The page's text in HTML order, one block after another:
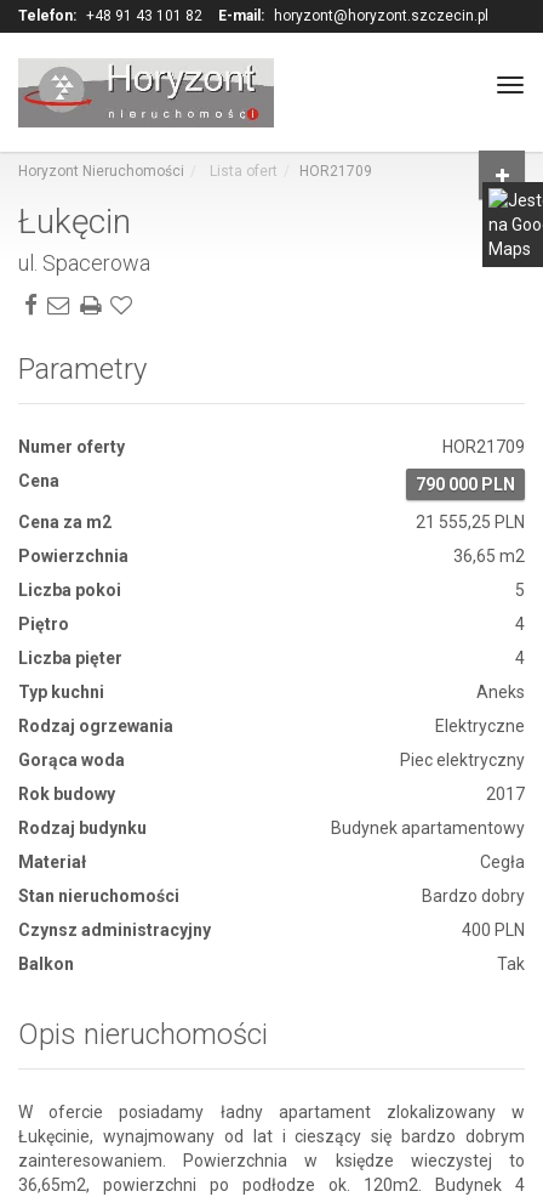
Telefon: +48 91 43 101 82 E-mail: horyzont@horyzont.szczecin.pl
Horyzont Nieruchomości Lista ofert HOR21709
Łukęcin
ul. Spacerowa
Parametry
Numer oferty
HOR21709
Cena
790 000 PLN
Cena za m2
21 555,25 PLN
Powierzchnia
36,65 m2
Liczba pokoi
5
Piętro
4
Liczba pięter
4
Typ kuchni
Aneks
Rodzaj ogrzewania
Elektryczne
Gorąca woda
Piec elektryczny
Rok budowy
2017
Rodzaj budynku
Budynek apartamentowy
Materiał
Cegła
Stan nieruchomości
Bardzo dobry
Czynsz administracyjny
400 PLN
Balkon
Tak
Opis nieruchomości
W ofercie posiadamy ładny apartament zlokalizowany w
Łukęcinie, wynajmowany od lat i cieszący się bardzo dobrym
zainteresowaniem. Powierzchnia w księdze wieczystej to
36,65m2, powierzchni po podłodze ok. 120m2. Budynek 4